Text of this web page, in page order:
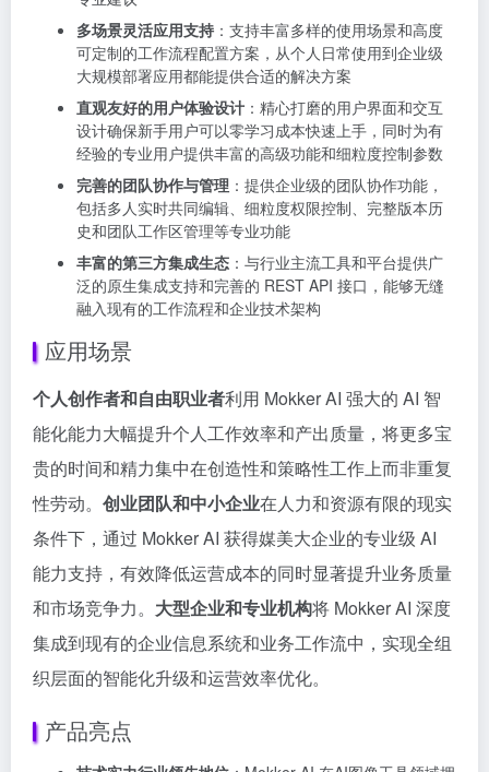
多场景灵活应用支持 ：支持丰富多样的使用场景和高度
可定制的工作流程配置方案，从个人日常使用到企业级
大规模部署应用都能提供合适的解决方案
直观友好的用户体验设计 ：精心打磨的用户界面和交互
设计确保新手用户可以零学习成本快速上手，同时为有
经验的专业用户提供丰富的高级功能和细粒度控制参数
完善的团队协作与管理 ：提供企业级的团队协作功能，
包括多人实时共同编辑、细粒度权限控制、完整版本历
史和团队工作区管理等专业功能
丰富的第三方集成生态 ：与行业主流工具和平台提供广
泛的原生集成支持和完善的 REST API 接口，能够无缝
融入现有的工作流程和企业技术架构
应用场景
个人创作者和自由职业者利用 Mokker AI 强大的 AI 智
能化能力大幅提升个人工作效率和产出质量，将更多宝
贵的时间和精力集中在创造性和策略性工作上而非重复
性劳动。 创业团队和中小企业在人力和资源有限的现实
条件下，通过 Mokker AI 获得媒美大企业的专业级 AI
能力支持，有效降低运营成本的同时显著提升业务质量
和市场竞争力。 大型企业和专业机构将 Mokker AI 深度
集成到现有的企业信息系统和业务工作流中，实现全组
织层面的智能化升级和运营效率优化。
产品亮点